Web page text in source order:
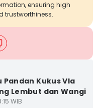
ensuring high
trustworthiness.
Pandan Kukus Vla
Lembut dan Wangi
WIB